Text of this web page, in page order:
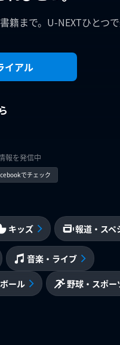
まで。U-NEXTひとつで
イアル
報を発信中
でチェック
キッズ 報道・スペ
音楽・ライブ
ール 野球・スポー